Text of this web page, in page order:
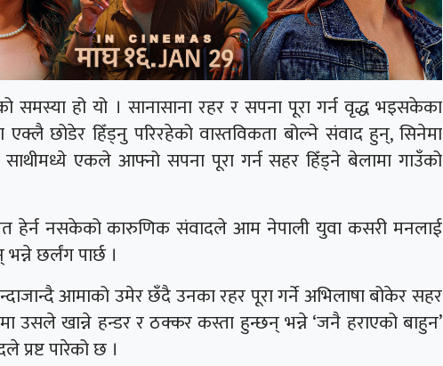
हो यो । सानासाना रहर र सपना पूरा गर्न वृद्ध भइसकेका
छोडेर हिँड्नु परिरहेको वास्तविकता बोल्ने संवाद हुन्, सिनेमा
साथीमध्ये एकले आफ्नो सपना पूरा गर्न सहर हिँड्ने बेलामा गाउँको
हेर्न नसकेको कारुणिक संवादले आम नेपाली युवा कसरी मनलाई
छर्लंग पार्छ ।
आमाको उमेर छँदै उनका रहर पूरा गर्ने अभिलाषा बोकेर सहर
उसले खान्ने हन्डर र ठक्कर कस्ता हुन्छन् भन्ने ‘जनै हराएको बाहुन’
प्रष्ट पारेको छ ।